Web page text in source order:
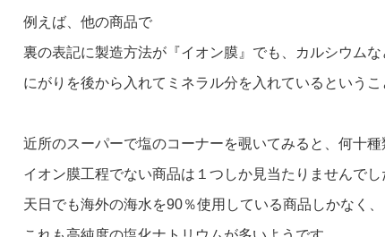
例えば、他の商品で
裏の表記に製造方法が『イオン膜』でも、カルシウム
にがりを後から入れてミネラル分を入れているというこ
近所のスーパーで塩のコーナーを覗いてみると、何十種
イオン膜工程でない商品は１つしか見当たりませんでし
天日でも海外の海水を90％使用している商品しかなく、